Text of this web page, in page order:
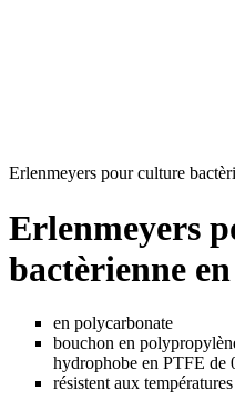
Erlenmeyers pour culture
Erlenmeyers
bactèrienne
en polycarbonate
bouchon en
hydrophobe en PTFE de
résistent aux